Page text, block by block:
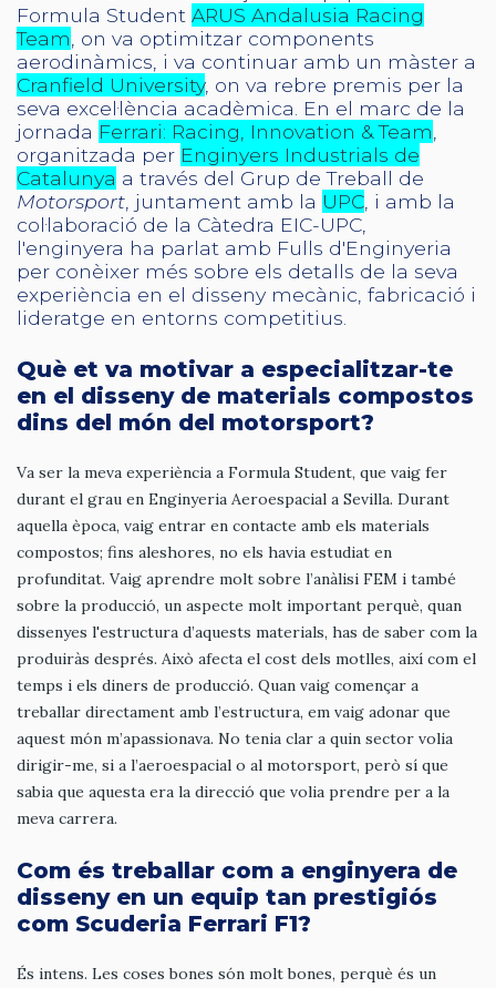
Formula Student ARUS Andalusia Racing
Team , on va optimitzar components
aerodinàmics, i va continuar amb un màster a
Cranfield University, on va rebre premis per la
seva excel·lència acadèmica. En el marc de la
jornada Ferrari: Racing, Innovation & Team
organitzada per Enginyers Industrials de
Catalunya a través del Grup de Treball de
Motorsport , juntament amb la UPC , i amb la
col·laboració de la Càtedra EIC-UPC,
l'enginyera ha parlat amb Fulls d'Enginyeria
per conèixer més sobre els detalls de la seva
experiència en el disseny mecànic, fabricació i
lideratge en entorns competitius.
Què et va motivar a especialitzar-te
en el disseny de materials compostos
dins del món del motorsport?
Va ser la meva experiència a Formula Student, que vaig fer
durant el grau en Enginyeria Aeroespacial a Sevilla. Durant
aquella època, vaig entrar en contacte amb els materials
compostos; fins aleshores, no els havia estudiat en
profunditat. Vaig aprendre molt sobre l’anàlisi FEM i també
sobre la producció, un aspecte molt important perquè, quan
dissenyes l'estructura d’aquests materials, has de saber com la
produiràs després. Això afecta el cost dels motlles, així com el
temps i els diners de producció. Quan vaig començar a
treballar directament amb l’estructura, em vaig adonar que
aquest món m’apassionava. No tenia clar a quin sector volia
dirigir-me, si a l’aeroespacial o al motorsport, però sí que
sabia que aquesta era la direcció que volia prendre per a la
meva carrera.
Com és treballar com a enginyera de
disseny en un equip tan prestigiós
com Scuderia Ferrari F1?
És intens. Les coses bones són molt bones, perquè és un